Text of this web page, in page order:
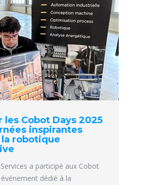
les Cobot Days 2025
inspirantes
robotique
a participé aux Cobot
dédié à la